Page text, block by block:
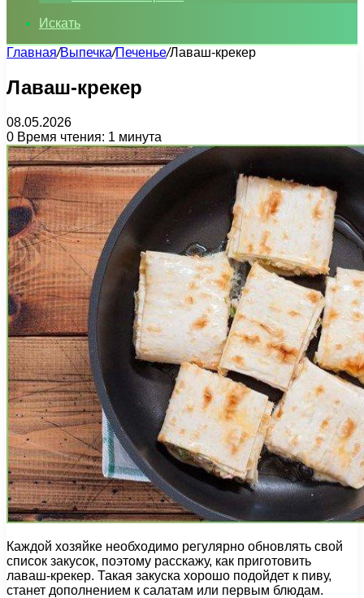
Искать
Главная/Выпечка/Печенье/Лаваш-крекер
Лаваш-крекер
08.05.2026
0 Время чтения: 1 минута
Каждой хозяйке необходимо регулярно обновлять свой
список закусок, поэтому расскажу, как приготовить
лаваш-крекер. Такая закуска хорошо подойдет к пиву,
станет дополнением к салатам или первым блюдам.